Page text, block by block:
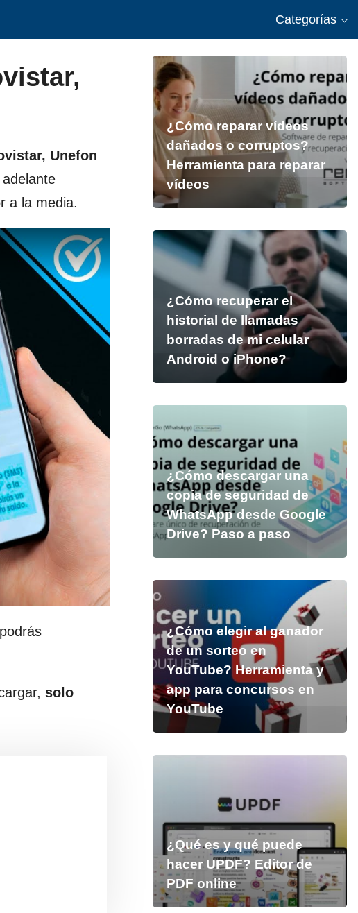
Categorías
Unefon
a la media.
solo
¿Cómo reparar vídeos
dañados o corruptos?
Herramienta para reparar
vídeos
¿Cómo recuperar el
historial de llamadas
borradas de mi celular
Android o iPhone?
¿Cómo descargar una
copia de seguridad de
WhatsApp desde Google
Drive? Paso a paso
¿Cómo elegir al ganador
de un sorteo en
YouTube? Herramienta y
app para concursos en
YouTube
¿Qué es y qué puede
hacer UPDF? Editor de
PDF online